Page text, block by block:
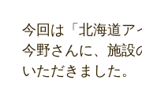
今回は「北海道ア
今野さんに、施設
いただきました。